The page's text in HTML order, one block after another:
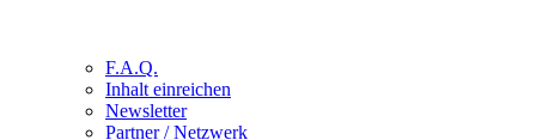
F.A.Q.
Inhalt einreichen
Newsletter
Partner / Netzwerk